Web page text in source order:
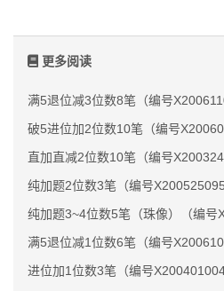
更多阅读
满5退位减3位数8笔（编号
破5进位加2位数10笔（编号
直加直减2位数10笔（编号
纯加题2位数3笔（编号X200525095
纯加题3~4位数5笔（珠像）（编号
满5退位减1位数6笔（编号
进位加1位数3笔（编号X200401004